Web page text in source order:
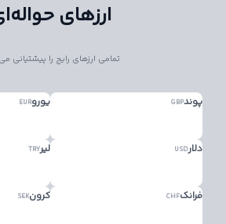
ارزهای
تمامی ارزهای رایج را پیشتیانی
پوندGBP یوروEUR
دلارUSD لیرTRY
فرانکCHF کرونSEK